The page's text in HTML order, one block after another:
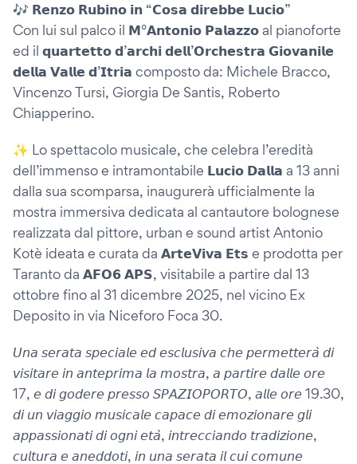
🎶 𝗥𝗲𝗻𝘇𝗼 𝗥𝘂𝗯𝗶𝗻𝗼 𝗶𝗻 “𝗖𝗼𝘀𝗮 𝗱𝗶𝗿𝗲𝗯𝗯𝗲 𝗟𝘂𝗰𝗶𝗼”
Con lui sul palco il 𝗠°𝗔𝗻𝘁𝗼𝗻𝗶𝗼 𝗣𝗮𝗹𝗮𝘇𝘇𝗼 al pianoforte
ed il 𝗾𝘂𝗮𝗿𝘁𝗲𝘁𝘁𝗼 𝗱’𝗮𝗿𝗰𝗵𝗶 𝗱𝗲𝗹𝗹’𝗢𝗿𝗰𝗵𝗲𝘀𝘁𝗿𝗮 𝗚𝗶𝗼𝘃𝗮𝗻𝗶𝗹𝗲
𝗱𝗲𝗹𝗹𝗮 𝗩𝗮𝗹𝗹𝗲 𝗱’𝗜𝘁𝗿𝗶𝗮 composto da: Michele Bracco,
Vincenzo Tursi, Giorgia De Santis, Roberto
Chiapperino.
✨ Lo spettacolo musicale, che celebra l’eredità
dell’immenso e intramontabile 𝗟𝘂𝗰𝗶𝗼 𝗗𝗮𝗹𝗹𝗮 a 13 anni
dalla sua scomparsa, inaugurerà ufficialmente la
mostra immersiva dedicata al cantautore bolognese
realizzata dal pittore, urban e sound artist Antonio
Kotè ideata e curata da 𝗔𝗿𝘁𝗲𝗩𝗶𝘃𝗮 𝗘𝘁𝘀 e prodotta per
Taranto da 𝗔𝗙𝗢𝟲 𝗔𝗣𝗦, visitabile a partire dal 13
ottobre fino al 31 dicembre 2025, nel vicino Ex
Deposito in via Niceforo Foca 30.
𝘜𝘯𝘢 𝘴𝘦𝘳𝘢𝘵𝘢 𝘴𝘱𝘦𝘤𝘪𝘢𝘭𝘦 𝘦𝘥 𝘦𝘴𝘤𝘭𝘶𝘴𝘪𝘷𝘢 𝘤𝘩𝘦 𝘱𝘦𝘳𝘮𝘦𝘵𝘵𝘦𝘳𝘢̀ 𝘥𝘪
𝘷𝘪𝘴𝘪𝘵𝘢𝘳𝘦 𝘪𝘯 𝘢𝘯𝘵𝘦𝘱𝘳𝘪𝘮𝘢 𝘭𝘢 𝘮𝘰𝘴𝘵𝘳𝘢, 𝘢 𝘱𝘢𝘳𝘵𝘪𝘳𝘦 𝘥𝘢𝘭𝘭𝘦 𝘰𝘳𝘦
17, 𝘦 𝘥𝘪 𝘨𝘰𝘥𝘦𝘳𝘦 𝘱𝘳𝘦𝘴𝘴𝘰 𝘚𝘗𝘈𝘡𝘐𝘖𝘗𝘖𝘙𝘛𝘖, 𝘢𝘭𝘭𝘦 𝘰𝘳𝘦 19.30,
𝘥𝘪 𝘶𝘯 𝘷𝘪𝘢𝘨𝘨𝘪𝘰 𝘮𝘶𝘴𝘪𝘤𝘢𝘭𝘦 𝘤𝘢𝘱𝘢𝘤𝘦 𝘥𝘪 𝘦𝘮𝘰𝘻𝘪𝘰𝘯𝘢𝘳𝘦 𝘨𝘭𝘪
𝘢𝘱𝘱𝘢𝘴𝘴𝘪𝘰𝘯𝘢𝘵𝘪 𝘥𝘪 𝘰𝘨𝘯𝘪 𝘦𝘵𝘢̀, 𝘪𝘯𝘵𝘳𝘦𝘤𝘤𝘪𝘢𝘯𝘥𝘰 𝘵𝘳𝘢𝘥𝘪𝘻𝘪𝘰𝘯𝘦,
𝘤𝘶𝘭𝘵𝘶𝘳𝘢 𝘦 𝘢𝘯𝘦𝘥𝘥𝘰𝘵𝘪, 𝘪𝘯 𝘶𝘯𝘢 𝘴𝘦𝘳𝘢𝘵𝘢 𝘪𝘭 𝘤𝘶𝘪 𝘤𝘰𝘮𝘶𝘯𝘦